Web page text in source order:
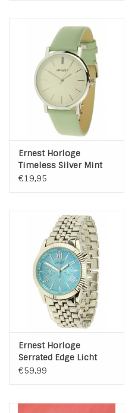
Ernest Horloge
Timeless Silver Mint
€19,95
Ernest Horloge
Serrated Edge Licht
Blauw
€59,99